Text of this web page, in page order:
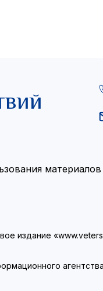
материалов
издание